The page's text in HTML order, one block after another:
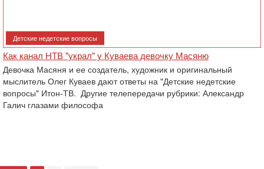
Детские недетские вопросы
Как канал НТВ "украл" у Куваева девочку Масяню
Девочка Масяня и ее создатель, художник и оригинальный
мыслитель Олег Куваев дают ответы на "Детские недетские
вопросы" Итон-ТВ. Другие телепередачи рубрики: Александр
Галич глазами философа